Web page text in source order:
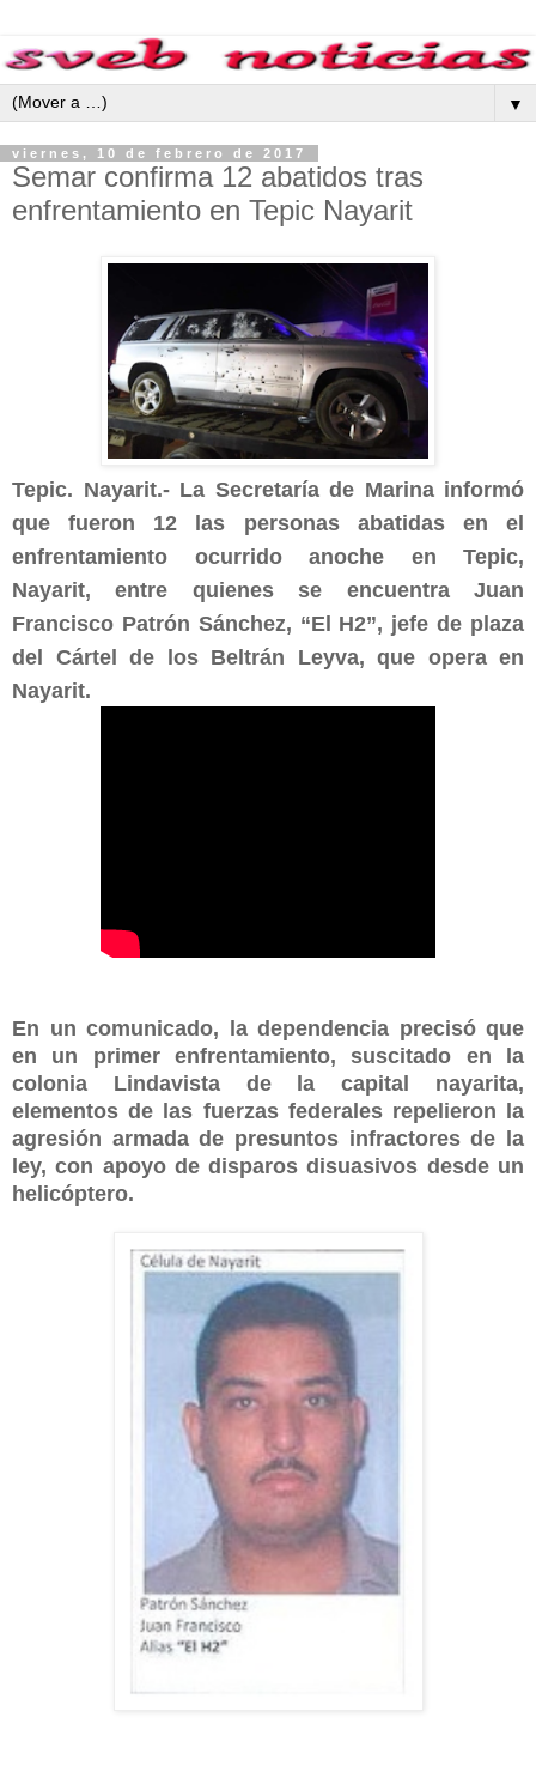
▼
viernes, 10 de febrero de 2017
Semar confirma 12 abatidos tras
enfrentamiento en Tepic Nayarit
Tepic. Nayarit.- La Secretaría de Marina informó
que fueron 12 las personas abatidas en el
enfrentamiento ocurrido anoche en Tepic,
Nayarit, entre quienes se encuentra Juan
Francisco Patrón Sánchez, “El H2”, jefe de plaza
del Cártel de los Beltrán Leyva, que opera en
Nayarit.
En un comunicado, la dependencia precisó que
en un primer enfrentamiento, suscitado en la
colonia Lindavista de la capital nayarita,
elementos de las fuerzas federales repelieron la
agresión armada de presuntos infractores de la
ley, con apoyo de disparos disuasivos desde un
helicóptero.